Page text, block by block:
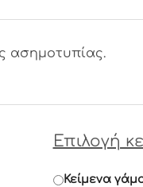
ασημοτυπίας.
Επιλογή
Κείμενα